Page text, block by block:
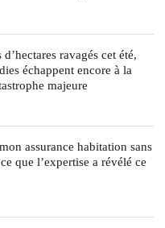
ravagés cet été,
échappent encore à la
majeure
assurance habitation sans
que l’expertise a révélé ce